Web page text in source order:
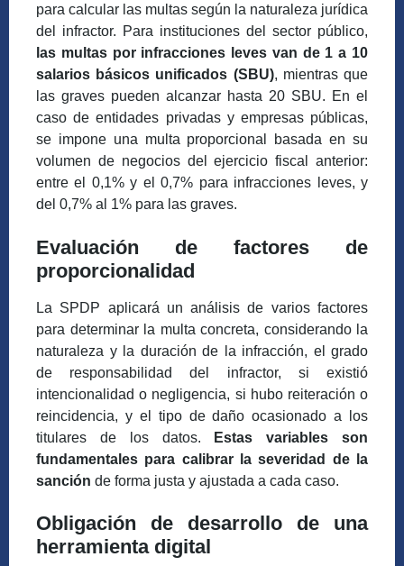
para calcular las multas según la naturaleza jurídica
del infractor. Para instituciones del sector público,
las multas por infracciones leves van de 1 a 10
salarios básicos unificados (SBU), mientras que
las graves pueden alcanzar hasta 20 SBU. En el
caso de entidades privadas y empresas públicas,
se impone una multa proporcional basada en su
volumen de negocios del ejercicio fiscal anterior:
entre el 0,1% y el 0,7% para infracciones leves, y
del 0,7% al 1% para las graves.
Evaluación de factores de
proporcionalidad
La SPDP aplicará un análisis de varios factores
para determinar la multa concreta, considerando la
naturaleza y la duración de la infracción, el grado
de responsabilidad del infractor, si existió
intencionalidad o negligencia, si hubo reiteración o
reincidencia, y el tipo de daño ocasionado a los
titulares de los datos.
Estas variables son
fundamentales para calibrar la severidad de la
sanción de forma justa y ajustada a cada caso.
Obligación de desarrollo de una
herramienta digital